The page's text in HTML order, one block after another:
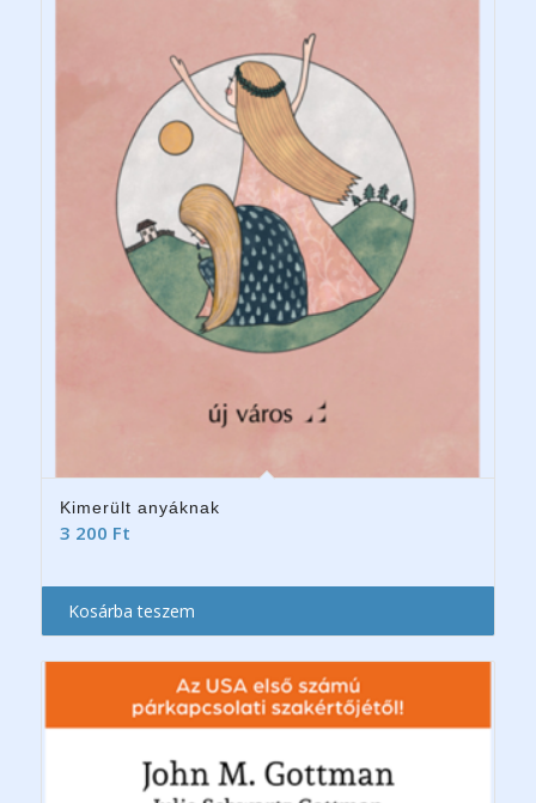
Kimerült anyáknak
3 200 Ft
Kosárba teszem